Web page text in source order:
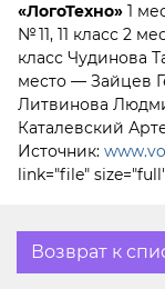
«ЛогоТехно» 1
№ 11, 11 класс 2
класс Чудинова
место — Зайцев
Литвинова
Каталевский
Источник:
link="file"
Возврат к